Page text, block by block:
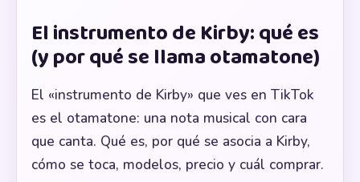
El instrumento de Kirby: qué es
(y por qué se llama otamatone)
El «instrumento de Kirby» que ves en TikTok
es el otamatone: una nota musical con cara
que canta. Qué es, por qué se asocia a Kirby,
cómo se toca, modelos, precio y cuál comprar.